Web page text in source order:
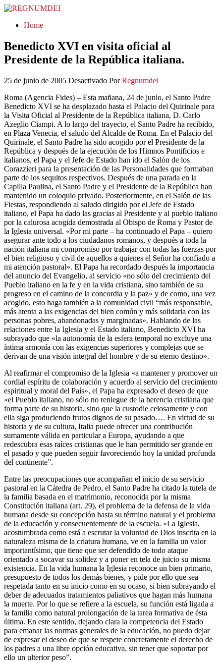
REGNUMDEI
Home
Benedicto XVI en visita oficial al
Presidente de la República italiana.
25 de junio de 2005 Desactivado Por Regnumdei
Roma (Agencia Fides) – Esta mañana, 24 de junio, el Santo Padre
Benedicto XVI se ha desplazado hasta el Palacio del Quirinale para
la Visita Oficial al Presidente de la República italiana, D. Carlo
Azeglio Ciampi. A lo largo del trayecto, el Santo Padre ha recibido,
en Plaza Venecia, el saludo del Alcalde de Roma. En el Palacio del
Quirinale, el Santo Padre ha sido acogido por el Presidente de la
República y después de la ejecución de los Himnos Pontificios e
italianos, el Papa y el Jefe de Estado han ido el Salón de los
Corazzieri para la presentación de las Personalidades que formaban
parte de los sequitos respectivos. Después de una parada en la
Capilla Paulina, el Santo Padre y el Presidente de la República han
mantenido un coloquio privado. Posteriormente, en el Salón de las
Fiestas, respondiendo al saludo dirigido por el Jefe de Estado
italiano, el Papa ha dado las gracias al Presidente y al pueblo italiano
por la calurosa acogida demostrada al Obispo de Roma y Pastor de
la Iglesia universal. «Por mi parte – ha continuado el Papa – quiero
asegurar ante todo a los ciudadanos romanos, y después a toda la
nación italiana mi compromiso por trabajar con todas las fuerzas por
el bien religioso y civil de aquellos a quienes el Señor ha confiado a
mi atención pastoral». El Papa ha recordado después la importancia
del anuncio del Evangelio, al servicio «no sólo del crecimiento del
Pueblo italiano en la fe y en la vida cristiana, sino también de su
progreso en el camino de la concordia y la paz» y de como, una vez
acogido, esto haga también a la comunidad civil “más responsable,
más atenta a las exigencias del bien común y más solidaria con las
personas pobres, abandonadas y marginadas». Hablando de las
relaciones entre la Iglesia y el Estado italiano, Benedicto XVI ha
subrayado que «la autonomía de la esfera temporal no excluye una
íntima armonía con las exigencias superiores y complejas que se
derivan de una visión integral del hombre y de su eterno destino».
Al reafirmar el compromiso de la Iglesia «a mantener y promover un
cordial espíritu de colaboración y acuerdo al servicio del crecimiento
espiritual y moral del País», el Papa ha expresado el deseo de que
«el Pueblo italiano, no sólo no reniegue de la herencia cristiana que
forma parte de su historia, sino que la custodie celosamente y con
ella siga produciendo frutos dignos de su pasado…. En virtud de su
historia y de su cultura, Italia puede ofrecer una contribución
sumamente válida en particular a Europa, ayudando a que
redescubra esas raíces cristianas que le han permitido ser grande en
el pasado y que pueden seguir favoreciendo hoy la unidad profunda
del continente”.
Entre las preocupaciones que acompañan el inicio de su servicio
pastoral en la Cátedra de Pedro, el Santo Padre ha citado la tutela de
la familia basada en el matrimonio, reconocida por la misma
Constitución italiana (art. 29), el problema de la defensa de la vida
humana desde su concepción hasta su término natural y el problema
de la educación y consecuentemente de la escuela. «La Iglesia,
acostumbrada como está a escrutar la voluntad de Dios inscrita en la
naturaleza misma de la criatura humana, ve en la familia un valor
importantísimo, que tiene que ser defendido de todo ataque
orientado a socavar su solidez y a poner en tela de juicio su misma
existencia. En la vida humana la Iglesia reconoce un bien primario,
presupuesto de todos los demás bienes, y pide por ello que sea
respetada tanto en su inicio como en su ocaso, si bien subrayando el
deber de adecuados tratamientos paliativos que hagan más humana
la muerte. Por lo que se refiere a la escuela, su función está ligada a
la familia como natural prolongación de la tarea formativa de ésta
última. En este sentido, dejando clara la competencia del Estado
para emanar las normas generales de la educación, no puedo dejar
de expresar el deseo de que se respete concretamente el derecho de
los padres a una libre opción educativa, sin tener que soportar por
ello un ulterior peso”.